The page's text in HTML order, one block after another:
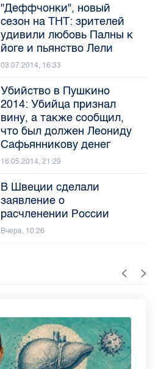
"Деффчонки", новый
сезон на ТНТ: зрителей
удивили любовь Палны к
йоге и пьянство Лели
03.07.2014, 16:33
Убийство в Пушкино
2014: Убийца признал
вину, а также сообщил,
что был должен Леониду
Сафьянникову денег
16.05.2014, 21:29
В Швеции сделали
заявление о
расчленении России
Вчера, 10:26